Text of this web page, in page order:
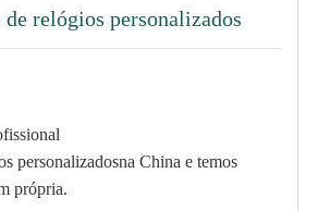
relógios personalizados
personalizadosna China e temos
própria.